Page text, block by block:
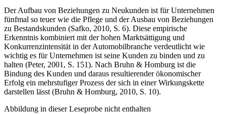
Der Aufbau von Beziehungen zu Neukunden ist für Unternehmen
fünfmal so teuer wie die Pflege und der Ausbau von Beziehungen
zu Bestandskunden (Safko, 2010, S. 6). Diese empirische
Erkenntnis kombiniert mit der hohen Marktsättigung und
Konkurrenzintensität in der Automobilbranche verdeutlicht wie
wichtig es für Unternehmen ist seine Kunden zu binden und zu
halten (Peter, 2001, S. 151). Nach Bruhn & Homburg ist die
Bindung des Kunden und daraus resultierender ökonomischer
Erfolg ein mehrstufiger Prozess der sich in einer Wirkungskette
darstellen lässt (Bruhn & Homburg, 2010, S. 10).
Abbildung in dieser Leseprobe nicht enthalten